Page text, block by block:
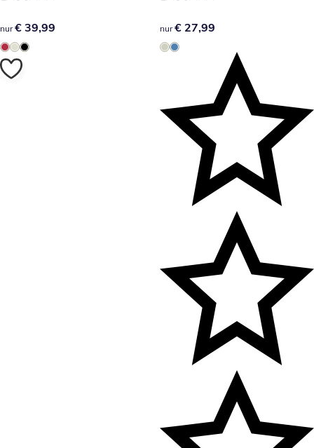
€ 39,99
nur € 39,99 € 27,99
nur € 27,99